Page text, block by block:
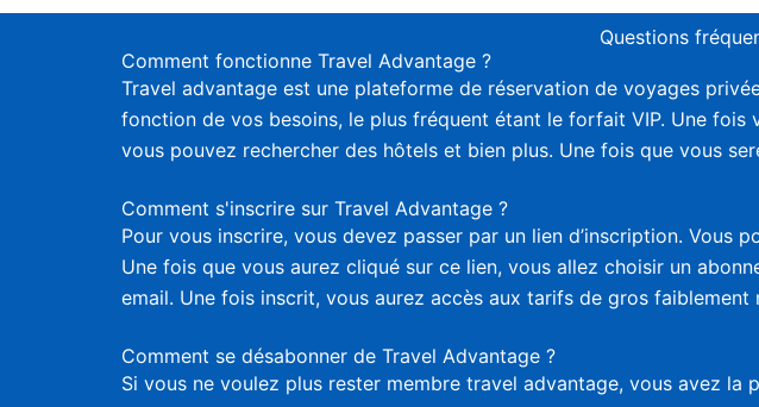
Questions
Comment fonctionne Travel Advantage ?
Travel advantage est une plateforme de réservation de voyages
fonction de vos besoins, le plus fréquent étant le forfait VIP. Une
vous pouvez rechercher des hôtels et bien plus. Une fois que vous
Comment s'inscrire sur Travel Advantage ?
Pour vous inscrire, vous devez passer par un lien d’inscription. Vous
Une fois que vous aurez cliqué sur ce lien, vous allez choisir un
email. Une fois inscrit, vous aurez accès aux tarifs de gros faiblement
Comment se désabonner de Travel Advantage ?
Si vous ne voulez plus rester membre travel advantage, vous avez